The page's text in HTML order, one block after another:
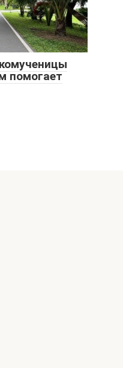
помогает